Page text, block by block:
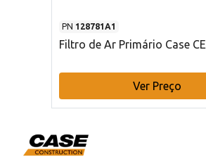
PN 128781A1
Filtro de Ar Primário Case CE
Ver Preço